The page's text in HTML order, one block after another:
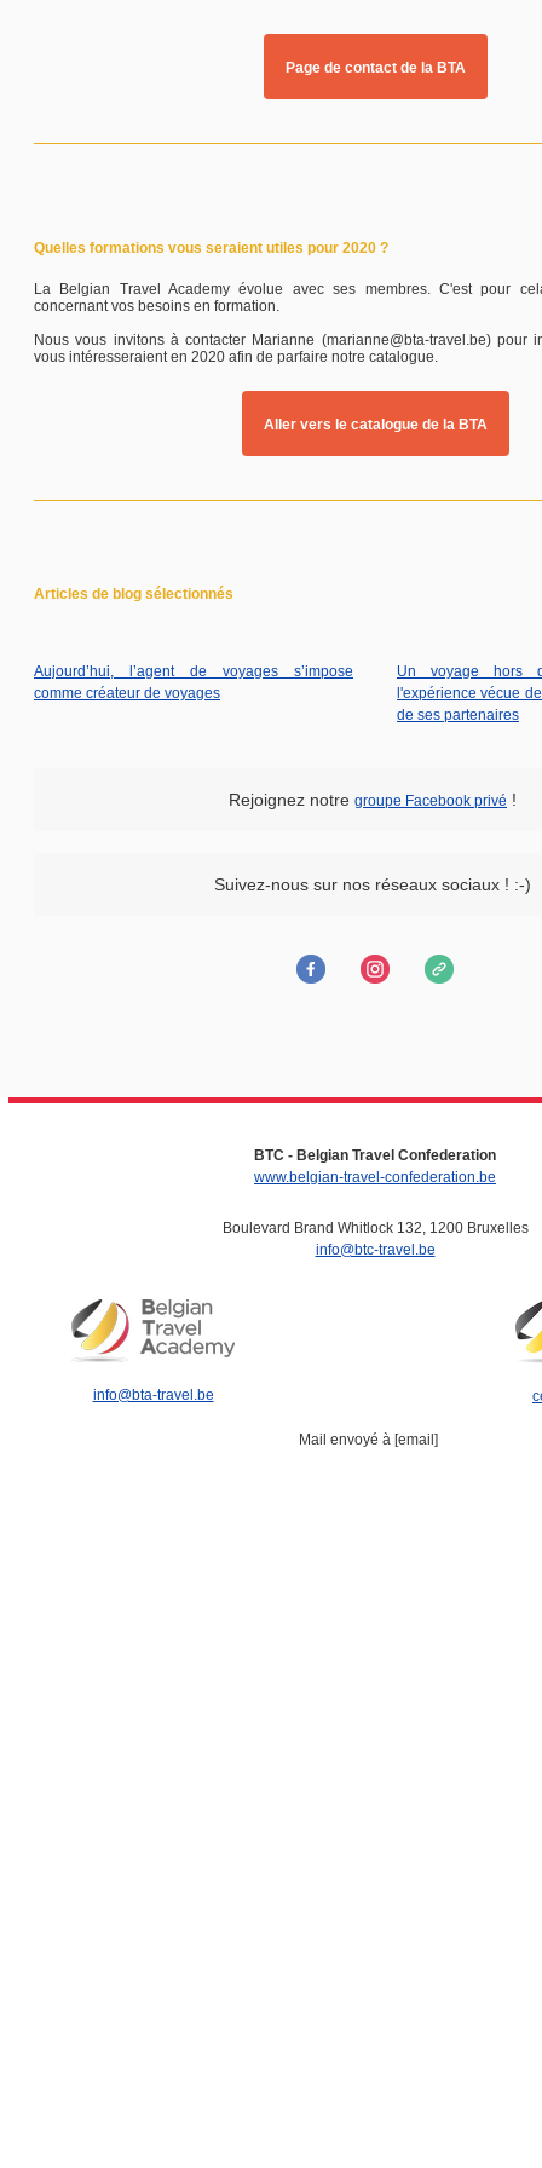
Page de contact de la BTA
Quelles formations vous seraient utiles pour 2020 ?
La Belgian Travel Academy évolue avec ses membres. C'est pour
concernant vos besoins en formation.
Nous vous invitons à contacter Marianne (marianne@bta-travel.be) pour
vous intéresseraient en 2020 afin de parfaire notre catalogue.
Aller vers le catalogue de la BTA
Articles de blog sélectionnés
Aujourd’hui, l’agent de voyages s’impose
comme créateur de voyages
Un voyage hors
l'expérience vécue
de ses partenaires
Rejoignez notre groupe Facebook privé !
Suivez-nous sur nos réseaux sociaux ! :-)
BTC - Belgian Travel Confederation
www.belgian-travel-confederation.be
Boulevard Brand Whitlock 132, 1200 Bruxelles
info@btc-travel.be
info@bta-travel.be
Mail envoyé à [email]